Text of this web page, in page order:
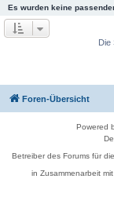
Es wurden keine
Die
Foren-Übersicht
Powered
Betreiber des Forums für
in Zusammenarbeit